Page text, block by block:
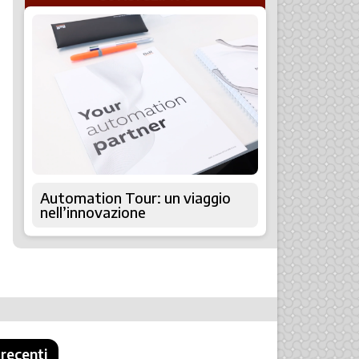
Automation Tour: un viaggio
nell’innovazione